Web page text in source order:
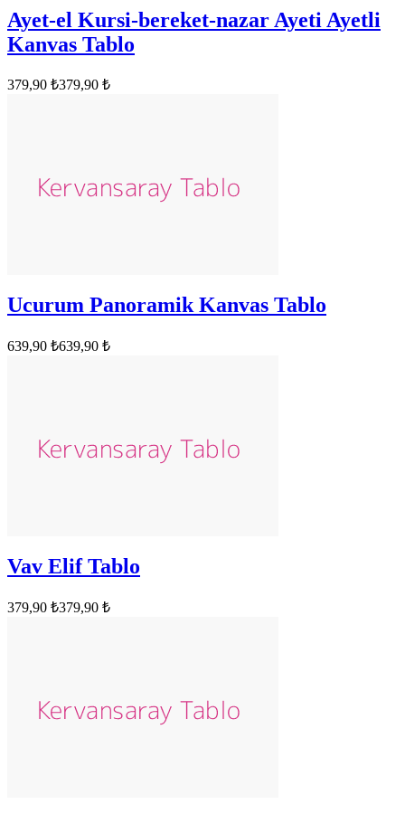
Ayet-el Kursi-bereket-nazar Ayeti Ayetli
Kanvas Tablo
379,90 ₺379,90 ₺
Ucurum Panoramik Kanvas Tablo
639,90 ₺639,90 ₺
Vav Elif Tablo
379,90 ₺379,90 ₺